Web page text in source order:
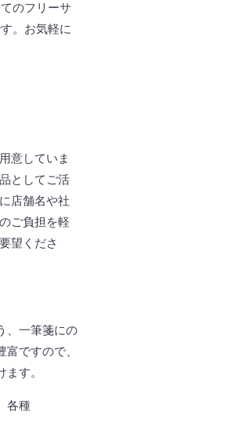
のフリーサ
。お気軽に
意していま
としてご活
店舗名や社
ご負担を軽
望くださ
、一筆箋にの
ですので、
す。
各種